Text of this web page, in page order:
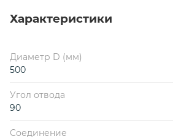
Характеристики
Диаметр D (мм)
500
Угол отвода
90
Соединение